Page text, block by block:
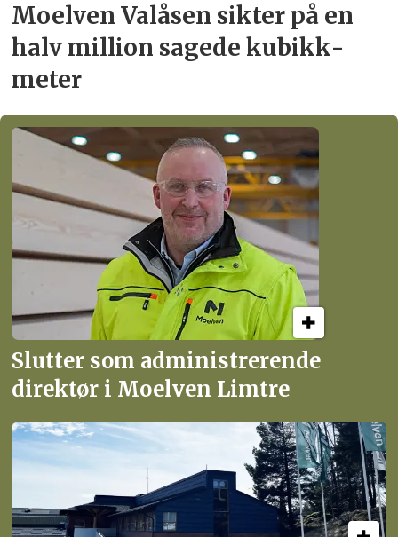
Moelven Valåsen sikter på en
halv million sagede kubikk­
meter
Slutter som administrerende
direktør i Moelven Limtre